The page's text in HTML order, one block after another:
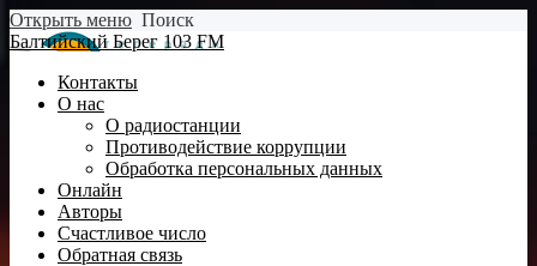
Открыть меню Поиск
Балтийский Берег 103 FM
Контакты
О нас
О радиостанции
Противодействие коррупции
Обработка персональных данных
Онлайн
Авторы
Счастливое число
Обратная связь